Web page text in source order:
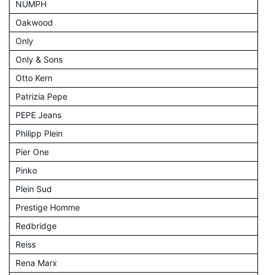
NÜMPH
Oakwood
Only
Only & Sons
Otto Kern
Patrizia Pepe
PEPE Jeans
Philipp Plein
Pier One
Pinko
Plein Sud
Prestige Homme
Redbridge
Reiss
Rena Marx